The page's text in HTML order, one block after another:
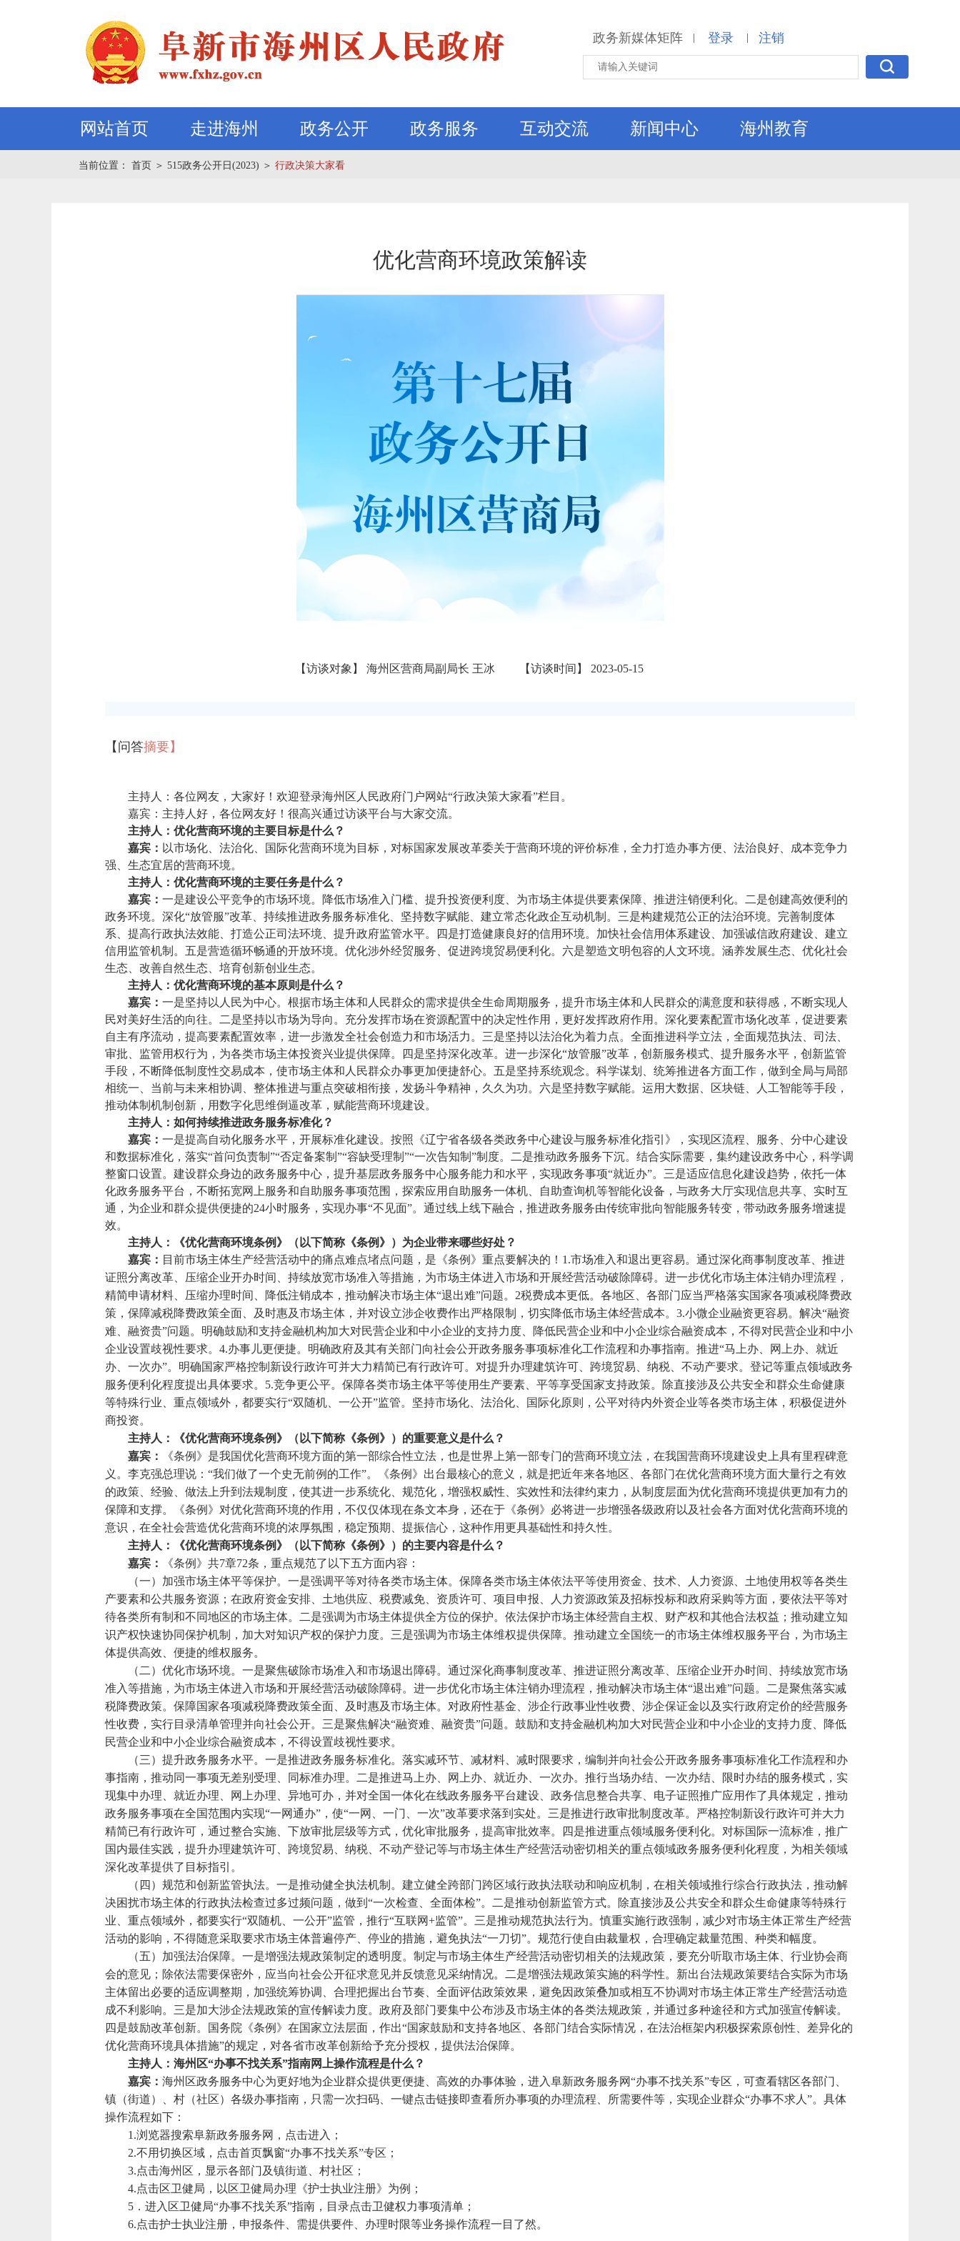
政务新媒体矩阵 | 登录 | 注销
网站首页 走进海州 政务公开 政务服务 互动交流 新闻中心 海州教育
当前位置： 首页 ＞ 515政务公开日(2023) ＞ 行政决策大家看
优化营商环境政策解读
【访谈对象】 海州区营商局副局长 王冰 【访谈时间】 2023-05-15
【问答摘要】
主持人：各位网友，大家好！欢迎登录海州区人民政府门户网站“行政决策大家看”栏目。
嘉宾：主持人好，各位网友好！很高兴通过访谈平台与大家交流。
主持人：优化营商环境的主要目标是什么？
嘉宾： 以市场化、法治化、国际化营商环境为目标，对标国家发展改革委关于营商环境的评价标准，全力打造办事方便、法治良好、成本竞争力
强、生态宜居的营商环境。
主持人：优化营商环境的主要任务是什么？
嘉宾 ：一是建设公平竞争的市场环境。降低市场准入门槛、提升投资便利度、为市场主体提供要素保障、推进注销便利化。二是创建高效便利的
政务环境。深化“放管服”改革、持续推进政务服务标准化、坚持数字赋能、建立常态化政企互动机制。三是构建规范公正的法治环境。完善制度体
系、提高行政执法效能、打造公正司法环境、提升政府监管水平。四是打造健康良好的信用环境。加快社会信用体系建设、加强诚信政府建设、建立
信用监管机制。五是营造循环畅通的开放环境。优化涉外经贸服务、促进跨境贸易便利化。六是塑造文明包容的人文环境。涵养发展生态、优化社会
生态、改善自然生态、培育创新创业生态。
主持人：优化营商环境的基本原则是什么？
嘉宾：一是坚持以人民为中心。根据市场主体和人民群众的需求提供全生命周期服务，提升市场主体和人民群众的满意度和获得感，不断实现人
民对美好生活的向往。二是坚持以市场为导向。充分发挥市场在资源配置中的决定性作用，更好发挥政府作用。深化要素配置市场化改革，促进要素
自主有序流动，提高要素配置效率，进一步激发全社会创造力和市场活力。三是坚持以法治化为着力点。全面推进科学立法，全面规范执法、司法、
审批、监管用权行为，为各类市场主体投资兴业提供保障。四是坚持深化改革。进一步深化“放管服”改革，创新服务模式、提升服务水平，创新监管
手段，不断降低制度性交易成本，使市场主体和人民群众办事更加便捷舒心。五是坚持系统观念。科学谋划、统筹推进各方面工作，做到全局与局部
相统一、当前与未来相协调、整体推进与重点突破相衔接，发扬斗争精神，久久为功。六是坚持数字赋能。运用大数据、区块链、人工智能等手段，
推动体制机制创新，用数字化思维倒逼改革，赋能营商环境建设。
主持人：如何持续推进政务服务标准化？
嘉宾：一是提高自动化服务水平，开展标准化建设。按照《辽宁省各级各类政务中心建设与服务标准化指引》，实现区流程、服务、分中心建设
和数据标准化，落实“首问负责制”“否定备案制”“容缺受理制”“一次告知制”制度。二是推动政务服务下沉。结合实际需要，集约建设政务中心，科学调
整窗口设置。建设群众身边的政务服务中心，提升基层政务服务中心服务能力和水平，实现政务事项“就近办”。三是适应信息化建设趋势，依托一体
化政务服务平台，不断拓宽网上服务和自助服务事项范围，探索应用自助服务一体机、自助查询机等智能化设备，与政务大厅实现信息共享、实时互
通，为企业和群众提供便捷的24小时服务，实现办事“不见面”。通过线上线下融合，推进政务服务由传统审批向智能服务转变，带动政务服务增速提
效。
主持人：《优化营商环境条例》（以下简称《条例》）为企业带来哪些好处？
嘉宾： 目前市场主体生产经营活动中的痛点难点堵点问题，是《条例》重点要解决的！1.市场准入和退出更容易。通过深化商事制度改革、推进
证照分离改革、压缩企业开办时间、持续放宽市场准入等措施，为市场主体进入市场和开展经营活动破除障碍。进一步优化市场主体注销办理流程，
精简申请材料、压缩办理时间、降低注销成本，推动解决市场主体“退出难”问题。2税费成本更低。各地区、各部门应当严格落实国家各项减税降费政
策，保障减税降费政策全面、及时惠及市场主体，并对设立涉企收费作出严格限制，切实降低市场主体经营成本。3.小微企业融资更容易。解决“融资
难、融资贵”问题。明确鼓励和支持金融机构加大对民营企业和中小企业的支持力度、降低民营企业和中小企业综合融资成本，不得对民营企业和中小
企业设置歧视性要求。4.办事儿更便捷。明确政府及其有关部门向社会公开政务服务事项标准化工作流程和办事指南。推进“马上办、网上办、就近
办、一次办”。明确国家严格控制新设行政许可并大力精简已有行政许可。对提升办理建筑许可、跨境贸易、纳税、不动产要求。登记等重点领域政务
服务便利化程度提出具体要求。5.竞争更公平。保障各类市场主体平等使用生产要素、平等享受国家支持政策。除直接涉及公共安全和群众生命健康
等特殊行业、重点领域外，都要实行“双随机、一公开”监管。坚持市场化、法治化、国际化原则，公平对待内外资企业等各类市场主体，积极促进外
商投资。
主持人：《优化营商环境条例》（以下简称《条例》）的重要意义是什么？
嘉宾：
《条例》是我国优化营商环境方面的第一部综合性立法，也是世界上第一部专门的营商环境立法，在我国营商环境建设史上具有里程碑意
义。李克强总理说：“我们做了一个史无前例的工作”。《条例》出台最核心的意义，就是把近年来各地区、各部门在优化营商环境方面大量行之有效
的政策、经验、做法上升到法规制度，使其进一步系统化、规范化，增强权威性、实效性和法律约束力，从制度层面为优化营商环境提供更加有力的
保障和支撑。《条例》对优化营商环境的作用，不仅仅体现在条文本身，还在于《条例》必将进一步增强各级政府以及社会各方面对优化营商环境的
意识，在全社会营造优化营商环境的浓厚氛围，稳定预期、提振信心，这种作用更具基础性和持久性。
主持人：《优化营商环境条例》（以下简称《条例》）的主要内容是什么？
嘉宾：
《条例》共7章72条，重点规范了以下五方面内容：
（一）加强市场主体平等保护。一是强调平等对待各类市场主体。保障各类市场主体依法平等使用资金、技术、人力资源、土地使用权等各类生
产要素和公共服务资源；在政府资金安排、土地供应、税费减免、资质许可、项目申报、人力资源政策及招标投标和政府采购等方面，要依法平等对
待各类所有制和不同地区的市场主体。二是强调为市场主体提供全方位的保护。依法保护市场主体经营自主权、财产权和其他合法权益；推动建立知
识产权快速协同保护机制，加大对知识产权的保护力度。三是强调为市场主体维权提供保障。推动建立全国统一的市场主体维权服务平台，为市场主
体提供高效、便捷的维权服务。
（二）优化市场环境。一是聚焦破除市场准入和市场退出障碍。通过深化商事制度改革、推进证照分离改革、压缩企业开办时间、持续放宽市场
准入等措施，为市场主体进入市场和开展经营活动破除障碍。进一步优化市场主体注销办理流程，推动解决市场主体“退出难”问题。二是聚焦落实减
税降费政策。保障国家各项减税降费政策全面、及时惠及市场主体。对政府性基金、涉企行政事业性收费、涉企保证金以及实行政府定价的经营服务
性收费，实行目录清单管理并向社会公开。三是聚焦解决“融资难、融资贵”问题。鼓励和支持金融机构加大对民营企业和中小企业的支持力度、降低
民营企业和中小企业综合融资成本，不得设置歧视性要求。
（三）提升政务服务水平。一是推进政务服务标准化。落实减环节、减材料、减时限要求，编制并向社会公开政务服务事项标准化工作流程和办
事指南，推动同一事项无差别受理、同标准办理。二是推进马上办、网上办、就近办、一次办。推行当场办结、一次办结、限时办结的服务模式，实
现集中办理、就近办理、网上办理、异地可办，并对全国一体化在线政务服务平台建设、政务信息整合共享、电子证照推广应用作了具体规定，推动
政务服务事项在全国范围内实现“一网通办”，使“一网、一门、一次”改革要求落到实处。三是推进行政审批制度改革。严格控制新设行政许可并大力
精简已有行政许可，通过整合实施、下放审批层级等方式，优化审批服务，提高审批效率。四是推进重点领域服务便利化。对标国际一流标准，推广
国内最佳实践，提升办理建筑许可、跨境贸易、纳税、不动产登记等与市场主体生产经营活动密切相关的重点领域政务服务便利化程度，为相关领域
深化改革提供了目标指引。
（四）规范和创新监管执法。一是推动健全执法机制。建立健全跨部门跨区域行政执法联动和响应机制，在相关领域推行综合行政执法，推动解
决困扰市场主体的行政执法检查过多过频问题，做到“一次检查、全面体检”。二是推动创新监管方式。除直接涉及公共安全和群众生命健康等特殊行
业、重点领域外，都要实行“双随机、一公开”监管，推行“互联网+监管”。三是推动规范执法行为。慎重实施行政强制，减少对市场主体正常生产经营
活动的影响，不得随意采取要求市场主体普遍停产、停业的措施，避免执法“一刀切”。规范行使自由裁量权，合理确定裁量范围、种类和幅度。
（五）加强法治保障。一是增强法规政策制定的透明度。制定与市场主体生产经营活动密切相关的法规政策，要充分听取市场主体、行业协会商
会的意见；除依法需要保密外，应当向社会公开征求意见并反馈意见采纳情况。二是增强法规政策实施的科学性。新出台法规政策要结合实际为市场
主体留出必要的适应调整期，加强统筹协调、合理把握出台节奏、全面评估政策效果，避免因政策叠加或相互不协调对市场主体正常生产经营活动造
成不利影响。三是加大涉企法规政策的宣传解读力度。政府及部门要集中公布涉及市场主体的各类法规政策，并通过多种途径和方式加强宣传解读。
四是鼓励改革创新。国务院《条例》在国家立法层面，作出“国家鼓励和支持各地区、各部门结合实际情况，在法治框架内积极探索原创性、差异化的
优化营商环境具体措施”的规定，对各省市改革创新给予充分授权，提供法治保障。
主持人：海州区“办事不找关系”指南网上操作流程是什么？
嘉宾：海州区政务服务中心为更好地为企业群众提供更便捷、高效的办事体验，进入阜新政务服务网“办事不找关系”专区，可查看辖区各部门、
镇（街道）、村（社区）各级办事指南，只需一次扫码、一键点击链接即查看所办事项的办理流程、所需要件等，实现企业群众“办事不求人”。具体
操作流程如下：
1.浏览器搜索阜新政务服务网，点击进入；
2.不用切换区域，点击首页飘窗“办事不找关系”专区；
3.点击海州区，显示各部门及镇街道、村社区；
4.点击区卫健局，以区卫健局办理《护士执业注册》为例；
5．进入区卫健局“办事不找关系”指南，目录点击卫健权力事项清单；
6.点击护士执业注册，申报条件、需提供要件、办理时限等业务操作流程一目了然。